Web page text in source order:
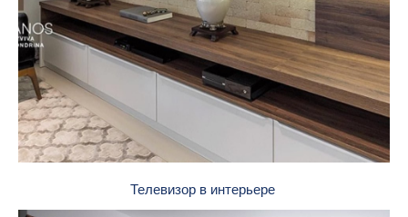
Телевизор в интерьере